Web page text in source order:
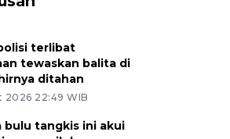
terlibat
tewaskan balita di
ditahan
2026 22:49 WIB
bulu tangkis ini akui